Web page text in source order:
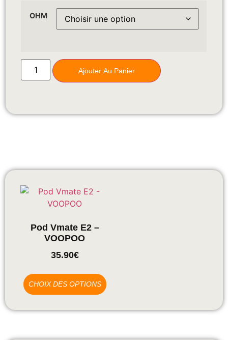
OHM
Ajouter Au Panier
Pod Vmate E2 –
VOOPOO
35.90€
CHOIX DES OPTIONS